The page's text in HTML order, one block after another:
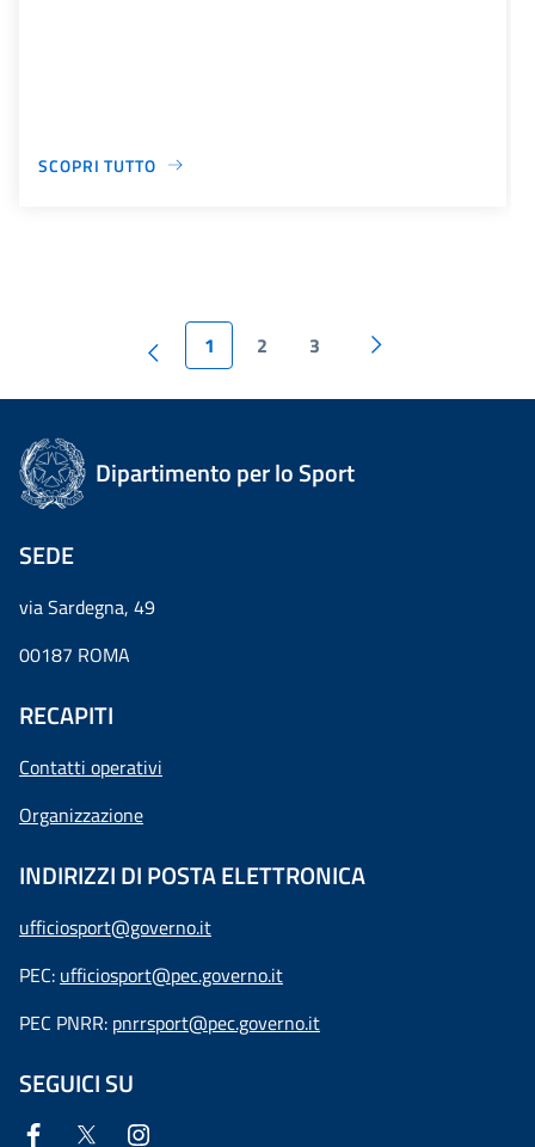
SCOPRI TUTTO
1 2 3
Dipartimento per lo Sport
SEDE
via Sardegna, 49
00187 ROMA
RECAPITI
Contatti operativi
Organizzazione
INDIRIZZI DI POSTA ELETTRONICA
ufficiosport@governo.it
PEC: ufficiosport@pec.governo.it
PEC PNRR: pnrrsport@pec.governo.it
SEGUICI SU